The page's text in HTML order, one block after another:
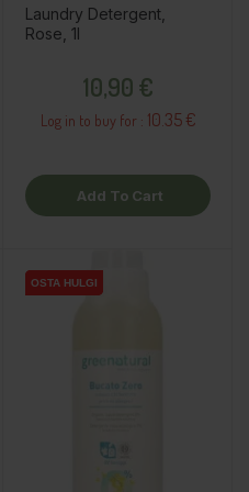
Laundry Detergent,
Rose, 1l
10,90 €
Log in to buy for : 10.35 €
Add To Cart
OSTA HULGI
OSTA HULGI
OSTA HULGI